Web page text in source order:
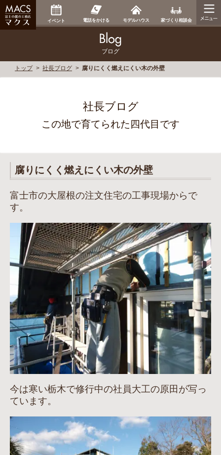
イベント 電話をかける モデルハウス 家づくり相談会
ブログ
トップ 社長ブログ 腐りにくく燃えにくい木の外壁
社長ブログ
この地で育てられた四代目です
腐りにくく燃えにくい木の外壁
富士市の大屋根の注文住宅の工事現場からで
す。
今は寒い栃木で修行中の社員大工の原田が写っ
ています。